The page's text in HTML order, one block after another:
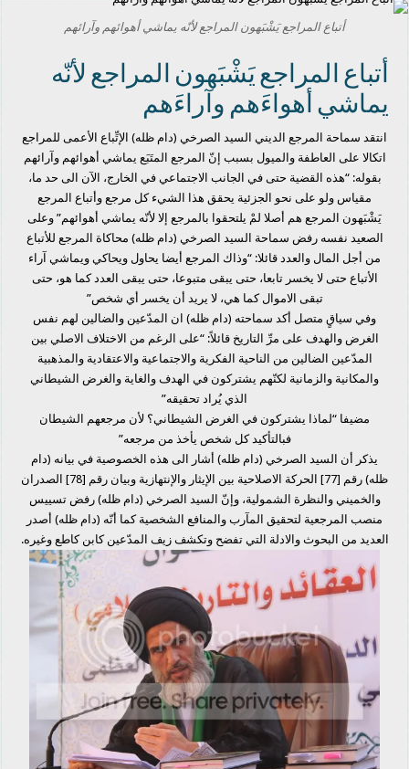
أتباع المراجع يَشْبَهون المراجع لأنّه يماشي أهوائهم وآرائهم
أتباع المراجع يَشْبَهون المراجع لأنّه
يماشي أهواءَهم وآراءَهم
انتقد سماحة المرجع الديني السيد الصرخي (دام ظله) الإتِّباع الأعمى للمراجع
اتكالا على العاطفة والميول بسبب إنّ المرجع المتَبَع يماشي أهوائهم وآرائهم
بقوله: “هذه القضية حتى في الجانب الاجتماعي في الخارج، الآن الى حد ما،
مقياس ولو على نحو الجزئية يحقق هذا الشيء كل مرجع وأتباع المرجع
يَشْبَهون المرجع هم أصلا لمْ يلتحقوا بالمرجع إلا لأنّه يماشي أهوائهم” وعلى
الصعيد نفسه رفض سماحة السيد الصرخي (دام ظله) محاكاة المرجع للأتباع
من أجل المال والعدد قائلا: “وذاك المرجع أيضا يحاول ويحاكي ويماشي آراء
الأتباع حتى لا يخسر تابعا، حتى يبقى متبوعا، حتى يبقى العدد كما هو، حتى
تبقى الاموال كما هي، لا يريد أن يخسر أي شخص”
وفي سياقٍ متصل أكد سماحته (دام ظله) ان المدّعين والضالين لهم نفس
الغرض والهدف على مرِّ التاريخ قائلاً: “على الرغم من الاختلاف الاصلي بين
المدّعين الضالين من الناحية الفكرية والاجتماعية والاعتقادية والمذهبية
والمكانية والزمانية لكنّهم يشتركون في الهدف والغاية والغرض الشيطاني
الذي يُراد تحقيقه”
مضيفا “لماذا يشتركون في الغرض الشيطاني؟ لأن مرجعهم الشيطان
فبالتأكيد كل شخص يأخذ من مرجعه”
يذكر أن السيد الصرخي (دام ظله) أشار الى هذه الخصوصية في بيانه (دام
ظله) رقم [77] الحركة الاصلاحية بين الإيثار والإنتهازية وبيان رقم [78] الصدران
والخميني والنظرة الشمولية، وإنّ السيد الصرخي (دام ظله) رفض تسييس
منصب المرجعية لتحقيق المآرب والمنافع الشخصية كما أنّه (دام ظله) أصدر
العديد من البحوث والادلة التي تفضح وتكشف زيف المدّعين كابن كاطع وغيره.